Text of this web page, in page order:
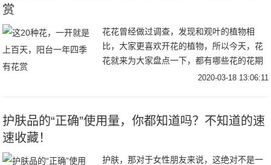
赏
花花曾经做过调查，发现和观叶的植物相
比，大家更喜欢开花的植物，所以今天，花
花就来为大家盘点一下，都有哪些花的花期
最长，给它一个适宜的环境，甚至一年连开
2020-03-18 13:06:11
护肤品的“正确”使用量，你都知道吗？不知道的速
速收藏！
护肤，那对于女性朋友来说，这绝对不是一